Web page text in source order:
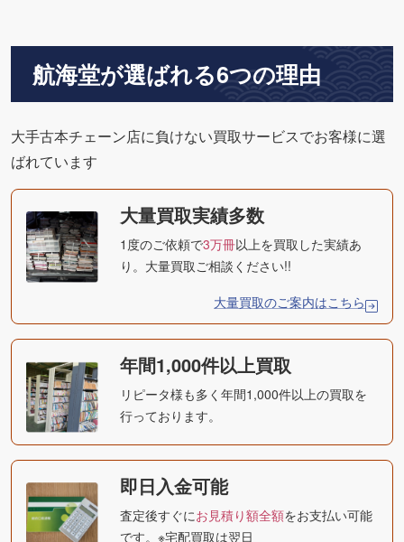
航海堂が選ばれる6つの理由
大手古本チェーン店に負けない買取サービスでお客様に選
ばれています
大量買取実績多数
1度のご依頼で3万冊以上を買取した実績あ
り。大量買取ご相談ください!!
大量買取のご案内はこちら
年間1,000件以上買取
リピータ様も多く年間1,000件以上の買取を
行っております。
即日入金可能
査定後すぐにお見積り額全額をお支払い可能
です。※宅配買取は翌日